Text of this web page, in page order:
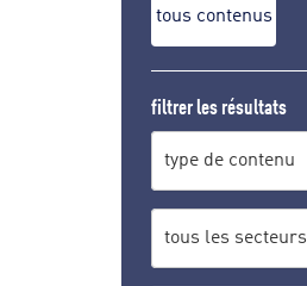
tous contenus
filtrer les résultats
type de contenu
tous les secteurs